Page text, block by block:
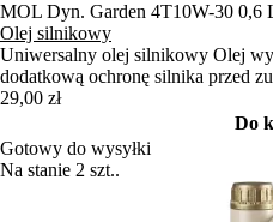
MOL Dyn. Garden 4T10W-30 0,6
Olej silnikowy
Uniwersalny olej silnikowy Olej
dodatkową ochronę silnika przed
29,00 zł
Do
Gotowy do wysyłki
Na stanie 2 szt..